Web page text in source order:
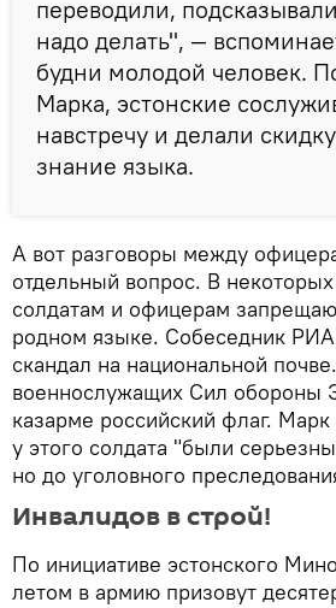
переводили,
надо делать", —
будни молодой человек.
Марка, эстонские
навстречу и делали
знание языка.
А вот разговоры между
отдельный вопрос. В некоторых
солдатам и офицерам
родном языке. Собеседник
скандал на национальной
военнослужащих Сил обороны
казарме российский флаг. Марк
у этого солдата "были
но до уголовного
Инвалидов в строй!
По инициативе эстонского
летом в армию призовут